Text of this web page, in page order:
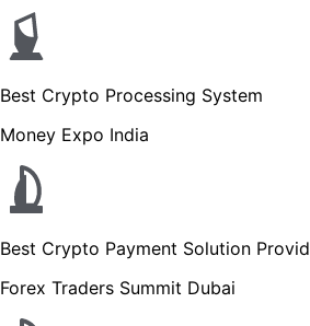
Best Crypto Processing System
Money Expo India
Best Crypto Payment Solution
Forex Traders Summit Dubai